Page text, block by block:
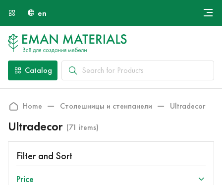
en
Payment and Delivery
Contacts
Catalog
Home Столешницы и стенпанели Ultradecor
Ultradecor (71 items)
Filter and Sort
Price